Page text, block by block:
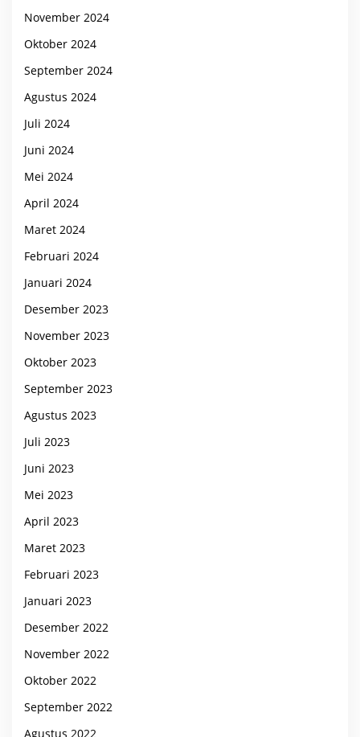
November 2024
Oktober 2024
September 2024
Agustus 2024
Juli 2024
Juni 2024
Mei 2024
April 2024
Maret 2024
Februari 2024
Januari 2024
Desember 2023
November 2023
Oktober 2023
September 2023
Agustus 2023
Juli 2023
Juni 2023
Mei 2023
April 2023
Maret 2023
Februari 2023
Januari 2023
Desember 2022
November 2022
Oktober 2022
September 2022
Agustus 2022